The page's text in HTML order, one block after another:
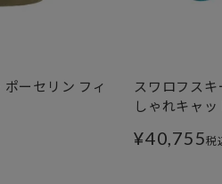
ーセリン フィ
スワロフス
しゃれキャ
¥40,755税